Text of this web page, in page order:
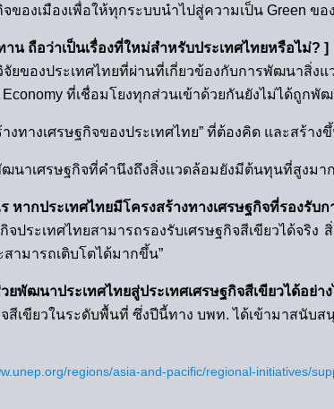
จของเมืองเพื่อให้ทุกระบบนำไปสู่ความเป็น Green ข
าน ถือว่าเป็นเรื่องที่ใหม่สำหรับประเทศไทยหรือไม่? ]
จัยของประเทศไทยที่ผ่านที่เกี่ยวข้องกับการพัฒนาสิ่
ที่เชื่อมโยงทุกส่วนเข้าด้วยกันยังไม่ได้ถูกพั
งทางเศรษฐกิจของประเทศไทย” ที่ต้องคิด และสร้าง
นาเศรษฐกิจที่คำนึงถึงสิ่งแวดล้อมยังมีต้นทุนที่สูงมา
หากประเทศไทยมีโครงสร้างทางเศรษฐกิจที่รองรับ
กิจประเทศไทยสามารถรองรับเศรษฐกิจสีเขียวไ
สามารถเติบโตได้มากขึ้น”
ยพัฒนาประเทศไทยสู่ประเทศเศรษฐกิจสีเขียวได้อย่าง
จสีเขียวในระดับพื้นที่ ซึ่งปีนี้ทาง บพท. ได้เข้ามาสนั
regions/asia-and-pacific/regional-initiatives/